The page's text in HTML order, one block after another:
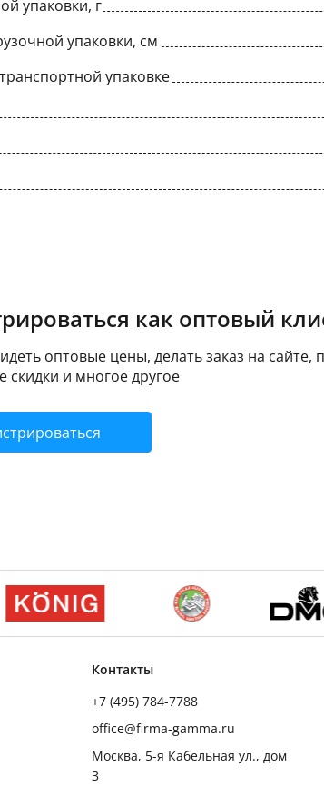
упаковки, г
упаковки, см
упаковке
как оптовый
оптовые цены, делать заказ на сайте,
скидки и многое другое
Контакты
+7 (495) 784-7788
office@firma-gamma.ru
Москва, 5-я Кабельная ул., дом
3